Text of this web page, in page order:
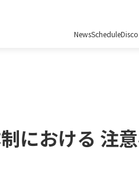
NewsSchedule
における 注